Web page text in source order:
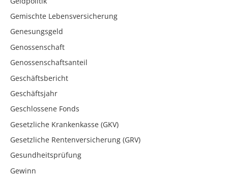
Gemischte Lebensversicherung
Genesungsgeld
Genossenschaft
Genossenschaftsanteil
Geschäftsbericht
Geschäftsjahr
Geschlossene Fonds
Gesetzliche Krankenkasse (GKV)
Gesetzliche Rentenversicherung (GRV)
Gesundheitsprüfung
Gewinn